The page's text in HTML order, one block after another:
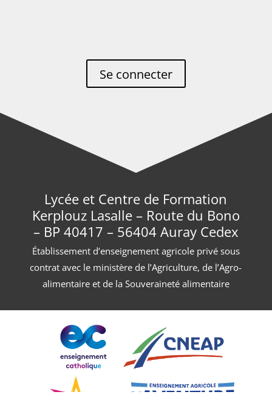
Se connecter
Lycée et Centre de Formation
Kerplouz Lasalle – Route du Bono
– BP 40417 – 56404 Auray Cedex
Établissement d’enseignement agricole privé sous
contrat avec le ministère de l’Agriculture, de l’Agro-
alimentaire et de la Souveraineté alimentaire